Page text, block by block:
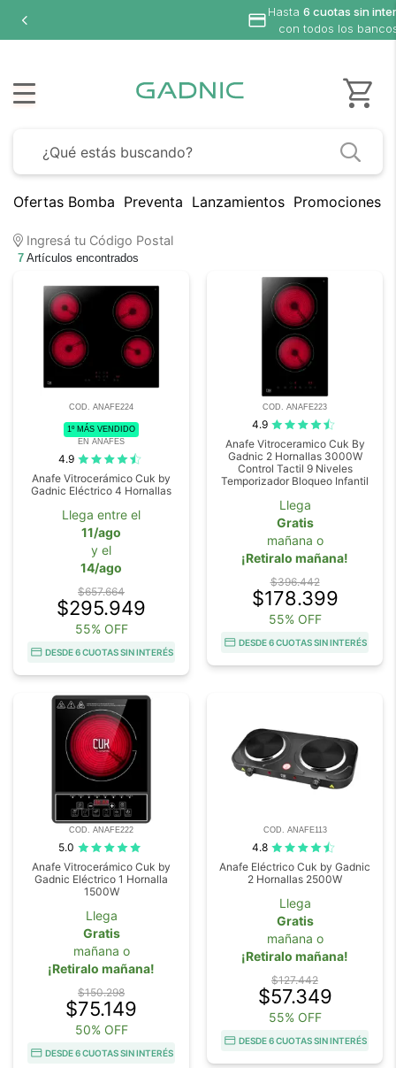
Hasta6 cuotas sin interés
con todos los bancos
Ofertas Bomba Preventa Lanzamientos Promociones
Ingresá tu Código Postal
7 Artículos encontrados
COD. ANAFE224
1º MÁS VENDIDO
EN ANAFES
4.9
Anafe Vitrocerámico Cuk by
Gadnic Eléctrico 4 Hornallas
Llega entre el
11/ago
y el
14/ago
$657.664
$295.949
55% OFF
DESDE 6 CUOTAS SIN INTERÉS
COD. ANAFE223
4.9
Anafe Vitroceramico Cuk By
Gadnic 2 Hornallas 3000W
Control Tactil 9 Niveles
Temporizador Bloqueo Infantil
Llega
Gratis
mañana o
¡Retiralo mañana!
$396.442
$178.399
55% OFF
DESDE 6 CUOTAS SIN INTERÉS
COD. ANAFE222
5.0
Anafe Vitrocerámico Cuk by
Gadnic Eléctrico 1 Hornalla
1500W
Llega
Gratis
mañana o
¡Retiralo mañana!
$150.298
$75.149
50% OFF
DESDE 6 CUOTAS SIN INTERÉS
COD. ANAFE113
4.8
Anafe Eléctrico Cuk by Gadnic
2 Hornallas 2500W
Llega
Gratis
mañana o
¡Retiralo mañana!
$127.442
$57.349
55% OFF
DESDE 6 CUOTAS SIN INTERÉS